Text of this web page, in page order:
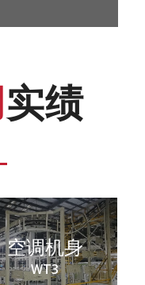
实绩
空调机身
WT3